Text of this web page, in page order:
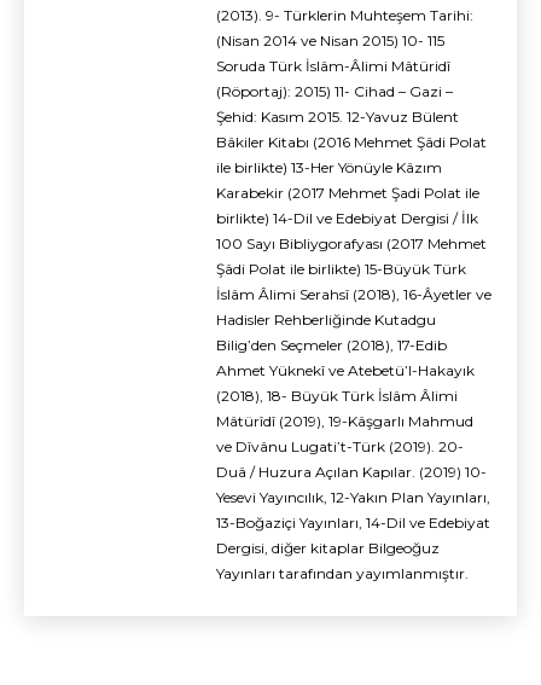
(2013). 9- Türklerin Muhteşem Tarihi:
(Nisan 2014 ve Nisan 2015) 10- 115
Soruda Türk İslâm-Âlimi Mâtüridî
(Röportaj): 2015) 11- Cihad – Gazi –
Şehid: Kasım 2015. 12-Yavuz Bülent
Bâkiler Kitabı (2016 Mehmet Şâdi Polat
ile birlikte) 13-Her Yönüyle Kâzım
Karabekir (2017 Mehmet Şadi Polat ile
birlikte) 14-Dil ve Edebiyat Dergisi / İlk
100 Sayı Bibliygorafyası (2017 Mehmet
Şâdi Polat ile birlikte) 15-Büyük Türk
İslâm Âlimi Serahsî (2018), 16-Âyetler ve
Hadisler Rehberliğinde Kutadgu
Bilig’den Seçmeler (2018), 17-Edib
Ahmet Yüknekî ve Atebetü’l-Hakayık
(2018), 18- Büyük Türk İslâm Âlimi
Mâtürîdî (2019), 19-Kâşgarlı Mahmud
ve Dîvânu Lugati’t-Türk (2019). 20-
Duâ / Huzura Açılan Kapılar. (2019) 10-
Yesevi Yayıncılık, 12-Yakın Plan Yayınları,
13-Boğaziçi Yayınları, 14-Dil ve Edebiyat
Dergisi, diğer kitaplar Bilgeoğuz
Yayınları tarafından yayımlanmıştır.